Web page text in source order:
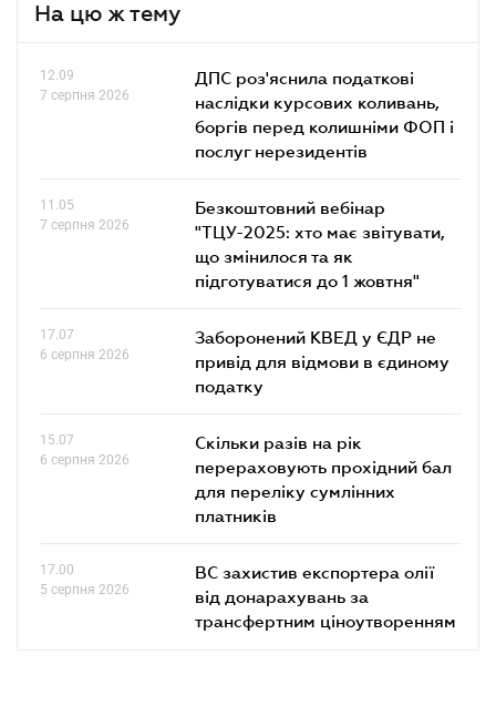
На цю ж тему
12.09
7 серпня 2026
ДПС роз'яснила податкові
наслідки курсових коливань,
боргів перед колишніми ФОП і
послуг нерезидентів
11.05
7 серпня 2026
Безкоштовний вебінар
"ТЦУ-2025: хто має звітувати,
що змінилося та як
підготуватися до 1 жовтня"
17.07
6 серпня 2026
Заборонений КВЕД у ЄДР не
привід для відмови в єдиному
податку
15.07
6 серпня 2026
Скільки разів на рік
перераховують прохідний бал
для переліку сумлінних
платників
17.00
5 серпня 2026
ВС захистив експортера олії
від донарахувань за
трансфертним ціноутворенням